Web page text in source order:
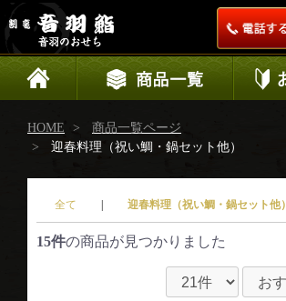
おせちの意味を知る
パンフレットのお申し込み
HOME
商品一覧ページ
迎春料理（祝い鯛・鍋セット他）
全て | 迎春料理（祝い鯛・鍋セット他）
15件の商品が見つかりました